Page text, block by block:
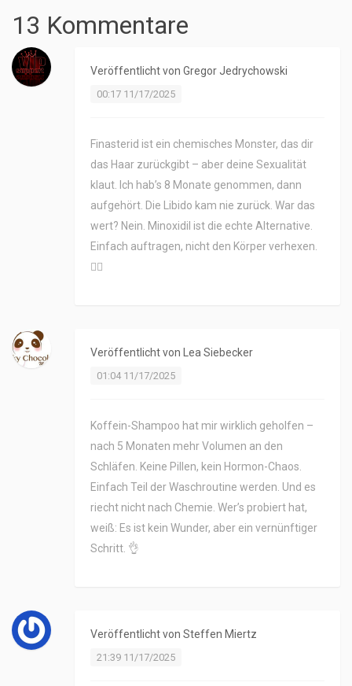
13 Kommentare
Veröffentlicht von Gregor Jedrychowski
00:17 11/17/2025
Finasterid ist ein chemisches Monster, das dir
das Haar zurückgibt – aber deine Sexualität
klaut. Ich hab’s 8 Monate genommen, dann
aufgehört. Die Libido kam nie zurück. War das
wert? Nein. Minoxidil ist die echte Alternative.
Einfach auftragen, nicht den Körper verhexen.
🤷‍♂️
Veröffentlicht von Lea Siebecker
01:04 11/17/2025
Koffein-Shampoo hat mir wirklich geholfen –
nach 5 Monaten mehr Volumen an den
Schläfen. Keine Pillen, kein Hormon-Chaos.
Einfach Teil der Waschroutine werden. Und es
riecht nicht nach Chemie. Wer’s probiert hat,
weiß: Es ist kein Wunder, aber ein vernünftiger
Schritt. 👌
Veröffentlicht von Steffen Miertz
21:39 11/17/2025